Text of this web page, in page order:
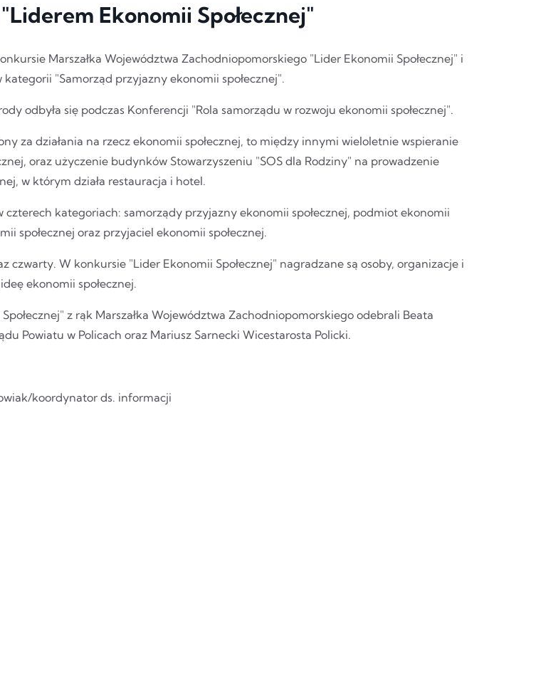
Ekonomii Społecznej"
Marszałka Województwa Zachodniopomorskiego "Lider Ekonomii Społecznej" i
kategorii "Samorząd przyjazny ekonomii społecznej".
odbyła się podczas Konferencji "Rola samorządu w rozwoju ekonomii społecznej".
za działania na rzecz ekonomii społecznej, to między innymi wieloletnie wspieranie
oraz użyczenie budynków Stowarzyszeniu "SOS dla Rodziny" na prowadzenie
w którym działa restauracja i hotel.
czterech kategoriach: samorządy przyjazny ekonomii społecznej, podmiot ekonomii
społecznej oraz przyjaciel ekonomii społecznej.
czwarty. W konkursie "Lider Ekonomii Społecznej" nagradzane są osoby, organizacje i
ekonomii społecznej.
z rąk Marszałka Województwa Zachodniopomorskiego odebrali Beata
Powiatu w Policach oraz Mariusz Sarnecki Wicestarosta Policki.
koordynator ds. informacji